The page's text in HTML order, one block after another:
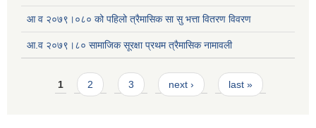
आ व २०७९।०८० को पहिलो त्रैमासिक सा सु भत्ता वितरण विवरण
आ.व २०७९।८० सामाजिक सूरक्षा प्रथम त्रैमासिक नामावली
Pages
1 2 3 next › last »